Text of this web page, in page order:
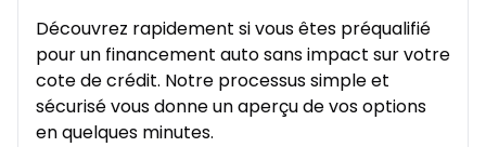
Découvrez rapidement si vous êtes préqualifié
pour un financement auto sans impact sur votre
cote de crédit. Notre processus simple et
sécurisé vous donne un aperçu de vos options
en quelques minutes.